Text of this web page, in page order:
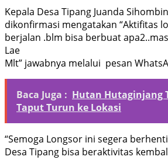
Kepala Desa Tipang Juanda
dikonfirmasi mengatakan “Aktifitas
berjalan .blm bisa berbuat
Lae
Mlt” jawabnya melalui pesan
Baca Juga : Hutan Hutaginjang
Taput Turun ke Lokasi
“Semoga Longsor ini segera
Desa Tipang bisa beraktivitas